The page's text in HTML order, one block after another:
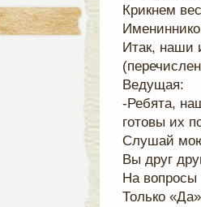
Крикнем
Итак,
Ведущая:
-Ребята,
готовы их
Слушай
Вы друг
На вопросы
Только